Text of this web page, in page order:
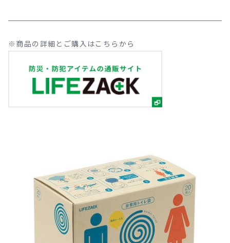
※商品の詳細とご購入はこちらから